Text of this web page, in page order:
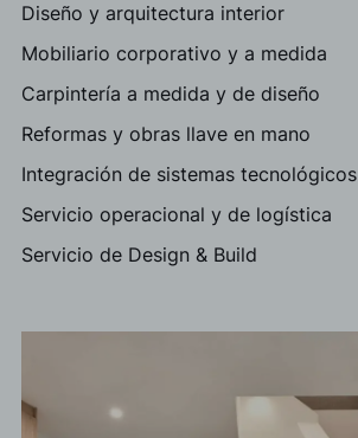
Diseño y arquitectura interior
Mobiliario corporativo y a medida
Carpintería a medida y de diseño
Reformas y obras llave en mano
Integración de sistemas tecnológicos
Servicio operacional y de logística
Servicio de Design & Build